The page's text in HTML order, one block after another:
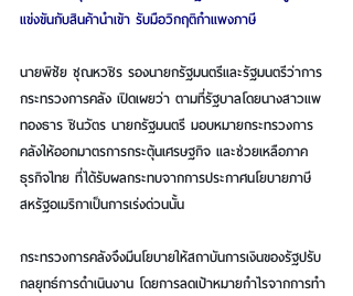
แข่งขันกับสินค้านำเข้า รับมือวิกฤติกำแพงภาษี
นายพิชัย ชุณหวชิร รองนายกรัฐมนตรีและรัฐมนตรีว่าการ
กระทรวงการคลัง เปิดเผยว่า ตามที่รัฐบาลโดยนางสาวแพ
ทองธาร ชินวัตร นายกรัฐมนตรี มอบหมายกระทรวงการ
คลังให้ออกมาตรการกระตุ้นเศรษฐกิจ และช่วยเหลือภาค
ธุรกิจไทย ที่ได้รับผลกระทบจากการประกาศนโยบายภาษี
สหรัฐอเมริกาเป็นการเร่งด่วนนั้น
กระทรวงการคลังจึงมีนโยบายให้สถาบันการเงินของรัฐปรับ
กลยุทธ์การดำเนินงาน โดยการลดเป้าหมายกำไรจากการทำ